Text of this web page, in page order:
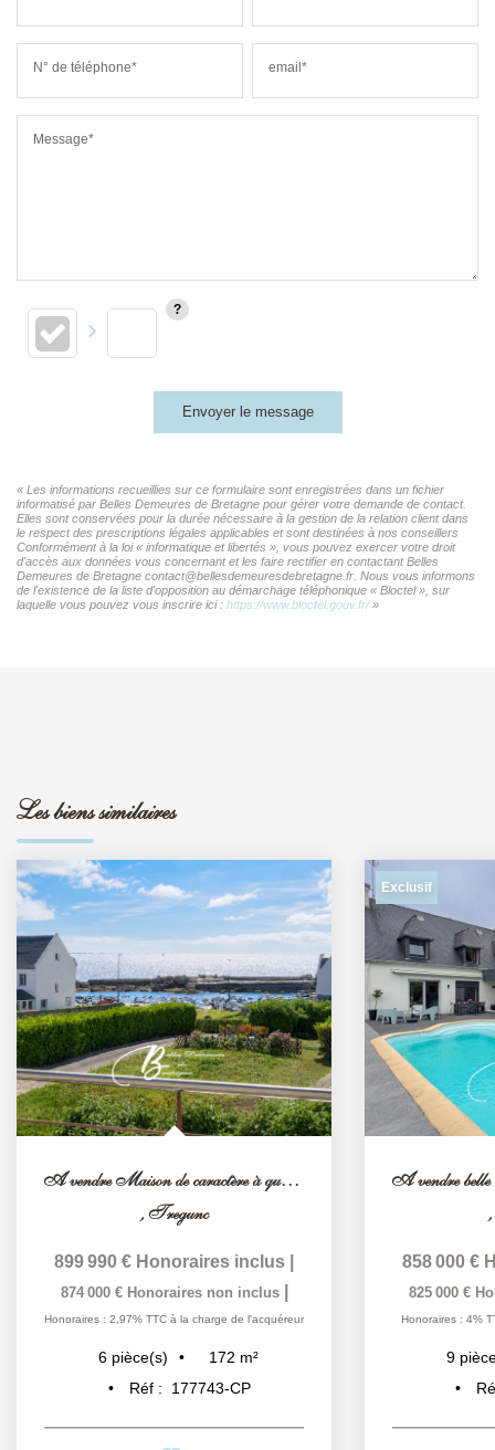
N° de téléphone* email*
Message*
Envoyer le message
« Les informations recueillies sur ce formulaire sont enregistrées dans un fichier
informatisé par Belles Demeures de Bretagne pour gérer votre demande de contact.
Elles sont conservées pour la durée nécessaire à la gestion de la relation client dans
le respect des prescriptions légales applicables et sont destinées à nos conseillers
Conformément à la loi « informatique et libertés », vous pouvez exercer votre droit
d'accès aux données vous concernant et les faire rectifier en contactant Belles
Demeures de Bretagne contact@bellesdemeuresdebretagne.fr. Nous vous informons
de l'existence de la liste d'opposition au démarchage téléphonique « Bloctel », sur
laquelle vous pouvez vous inscrire ici : https://www.bloctel.gouv.fr/»
Les biens similaires
A vendre Maison de caractère à quelques pas de la mer...
,Tregunc
899 990 € Honoraires inclus
874 000 € Honoraires non inclus
Honoraires : 2,97% TTC à la charge de l'acquéreur
6 pièce(s) 172 m²
Réf :
177743-CP
Exclusif
858 000 €
825 000 €
Honoraires : 4%
9